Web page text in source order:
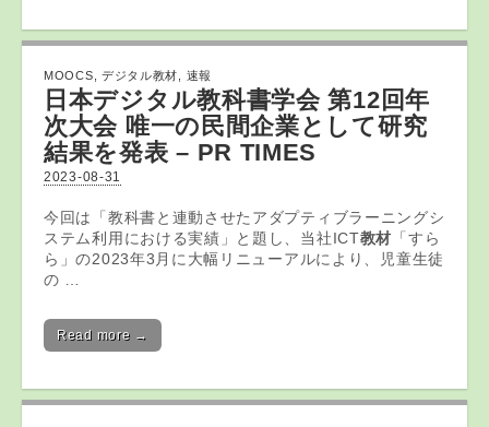
MOOCS デジタル教材 速報
日本デジタル教科書学会 第12回年
次大会 唯一の民間企業として研究
結果を発表 – PR TIMES
2023-08-31
今回は「教科書と連動させたアダプティブラーニングシ
ステム利用における実績」と題し、当社ICT教材 「すら
ら」の2023年3月に大幅リニューアルにより、児童生徒
の …
Read more →